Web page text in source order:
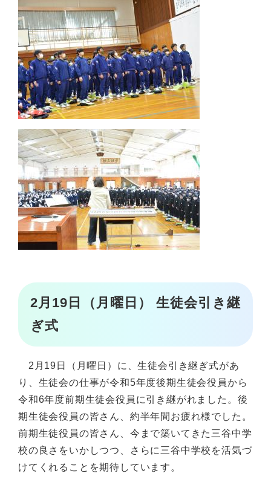
2月19日（月曜日） 生徒会引き継
ぎ式
2月19日（月曜日）に、生徒会引き継ぎ式があ
り、生徒会の仕事が令和5年度後期生徒会役員から
令和6年度前期生徒会役員に引き継がれました。後
期生徒会役員の皆さん、約半年間お疲れ様でした。
前期生徒役員の皆さん、今まで築いてきた三谷中学
校の良さをいかしつつ、さらに三谷中学校を活気づ
けてくれることを期待しています。​